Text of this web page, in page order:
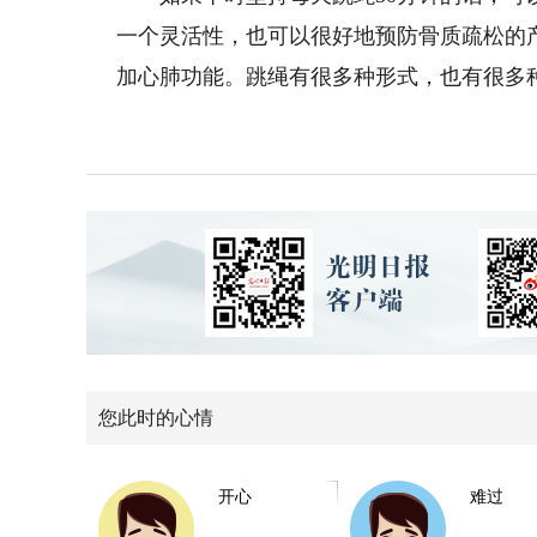
一个灵活性，也可以很好地预防骨质疏松
加心肺功能。跳绳有很多种形式，也有很
您此时的心情
开心 难过